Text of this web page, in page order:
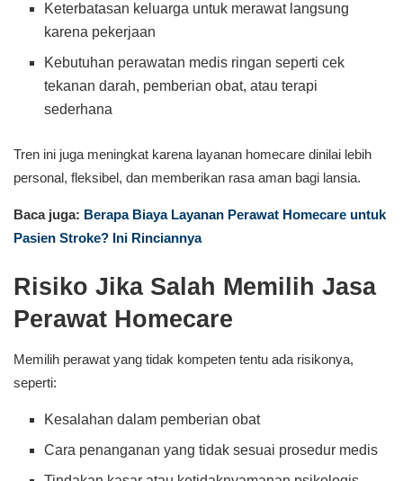
Keterbatasan keluarga untuk merawat langsung
karena pekerjaan
Kebutuhan perawatan medis ringan seperti cek
tekanan darah, pemberian obat, atau terapi
sederhana
Tren ini juga meningkat karena layanan homecare dinilai lebih
personal, fleksibel, dan memberikan rasa aman bagi lansia.
Baca juga: Berapa Biaya Layanan Perawat Homecare untuk
Pasien Stroke? Ini Rinciannya
Risiko Jika Salah Memilih Jasa
Perawat Homecare
Memilih perawat yang tidak kompeten tentu ada risikonya,
seperti:
Kesalahan dalam pemberian obat
Cara penanganan yang tidak sesuai prosedur medis